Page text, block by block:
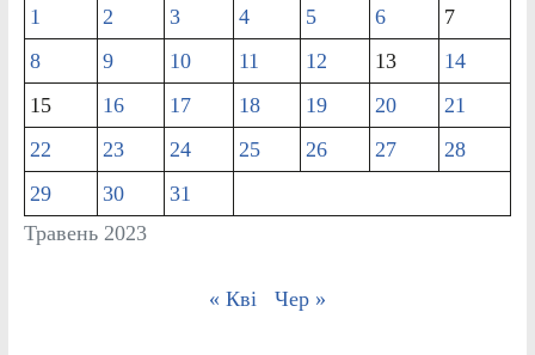
Травень 2023
1
2 3 4 5 6
7
8
9 10 11 12 13
14
15
16 17 18 19 20
21
22
23 24 25 26 27
28
29
30 31
« Кві Чер »